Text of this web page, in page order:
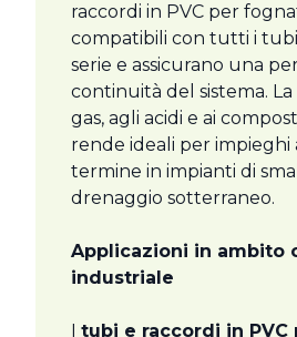
raccordi in PVC per
compatibili con tutti i tubi
serie e assicurano una
continuità del sistema. La
gas, agli acidi e ai
rende ideali per impieghi
termine in impianti di
drenaggio sotterraneo.
Applicazioni in ambito
industriale
I tubi e raccordi in PVC